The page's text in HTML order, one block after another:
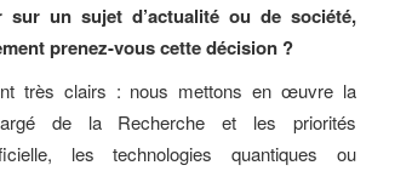
un sujet d’actualité ou de société,
prenez-vous cette décision ?
très clairs : nous mettons en œuvre la
de la Recherche et les priorités
les technologies quantiques ou